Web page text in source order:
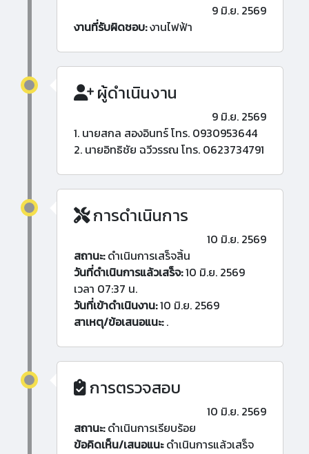
9 มิ.ย. 2569
งานที่รับผิดชอบ:งานไฟฟ้า
ผู้ดำเนินงาน
9 มิ.ย. 2569
1. นายสกล สองอินทร์ โทร. 0930953644
2. นายอิทธิชัย ฉวีวรรณ โทร. 0623734791
การดำเนินการ
10 มิ.ย. 2569
สถานะ:ดำเนินการเสร็จสิ้น
วันที่ดำเนินการแล้วเสร็จ:10 มิ.ย. 2569
เวลา 07:37 น.
วันที่เข้าดำเนินงาน:10 มิ.ย. 2569
สาเหตุ/ข้อเสนอแนะ:.
การตรวจสอบ
10 มิ.ย. 2569
สถานะ:ดำเนินการเรียบร้อย
ข้อคิดเห็น/เสนอแนะดำเนินการแล้วเสร็จ